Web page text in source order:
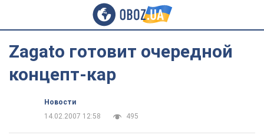
Zagato готовит очередной
концепт-кар
Новости
14.02.2007 12:58
495